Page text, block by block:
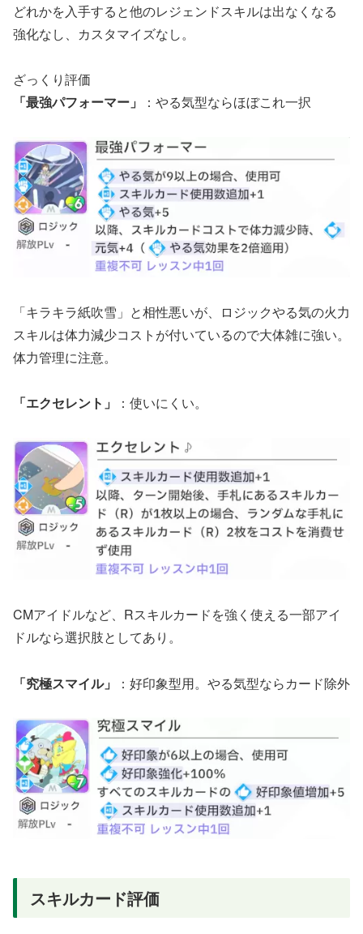
どれかを入手すると他のレジェンドスキルは出なくなる
強化なし、カスタマイズなし。
ざっくり評価
「最強パフォーマー」
：やる気型ならほぼこれ一択
「キラキラ紙吹雪」と相性悪いが、ロジックやる気の火力
スキルは体力減少コストが付いているので大体雑に強い。
体力管理に注意。
「エクセレント」 ：使いにくい。
CMアイドルなど、Rスキルカードを強く使える一部アイ
ドルなら選択肢としてあり。
「究極スマイル」 ：好印象型用。やる気型ならカード除外
スキルカード評価